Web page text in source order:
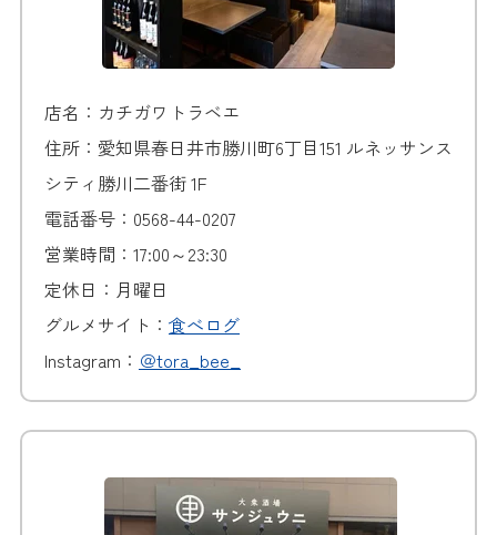
店名： カチガワトラベエ
住所：愛知県春日井市勝川町6丁目151 ルネッサンス
シティ勝川二番街 1F
電話番号：0568-44-0207
営業時間：17:00～23:30
定休日：月曜日
グルメサイト： 食べログ
Instagram： ＠tora_bee_